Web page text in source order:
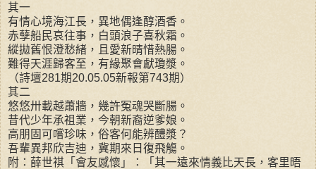
其一
有情心境海江長，異地偶逢醇酒香。
赤孽船民哀往事，白頭浪子喜秋霜。
縱拋舊恨澄愁緒，且愛新晴惜熱腸。
難得天涯歸客至，有緣聚會獻瓊漿。
（詩壇281期20.05.05新報第743期）
其二
悠悠卅載越蕭牆，幾許冤魂哭斷腸。
昔代少年承祖業，今朝新裔逆爹娘。
高朋固可嚐珍味，俗客何能辨醴漿？
吾輩異邦欣吉迪，冀期來日復飛觴。
附：薛世祺「會友感懷」：「其一遠來情義比天長，客里晤